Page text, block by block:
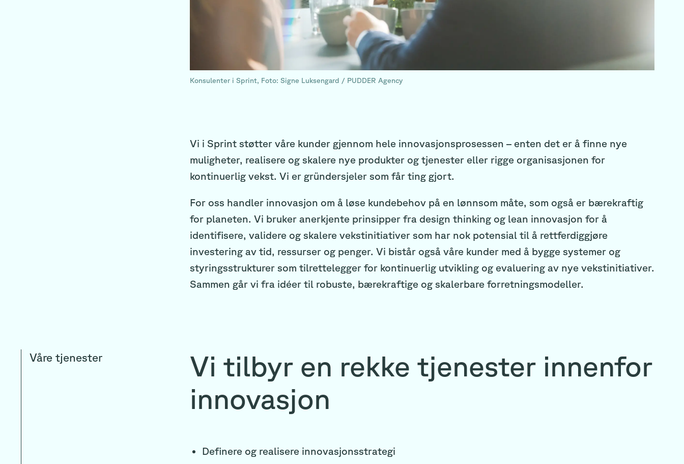
Konsulenter i Sprint, Foto: Signe Luksengard / PUDDER Agency
Vi i Sprint støtter våre kunder gjennom hele innovasjonsprosessen – enten det er å finne nye
muligheter, realisere og skalere nye produkter og tjenester eller rigge organisasjonen for
kontinuerlig vekst. Vi er gründersjeler som får ting gjort.
For oss handler innovasjon om å løse kundebehov på en lønnsom måte, som også er bærekraftig
for planeten. Vi bruker anerkjente prinsipper fra design thinking og lean innovasjon for å
identifisere, validere og skalere vekstinitiativer som har nok potensial til å rettferdiggjøre
investering av tid, ressurser og penger. Vi bistår også våre kunder med å bygge systemer og
styringsstrukturer som tilrettelegger for kontinuerlig utvikling og evaluering av nye vekstinitiativer.
Sammen går vi fra idéer til robuste, bærekraftige og skalerbare forretningsmodeller.
Våre tjenester
Vi tilbyr en rekke tjenester innenfor
innovasjon
Definere og realisere innovasjonsstrategi